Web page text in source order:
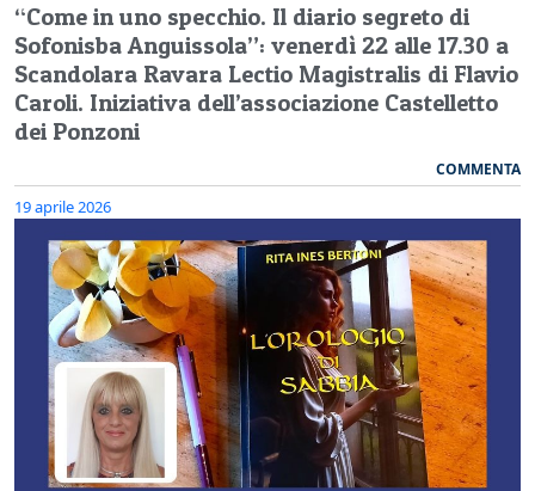
“Come in uno specchio. Il diario segreto di
Sofonisba Anguissola”: venerdì 22 alle 17.30 a
Scandolara Ravara Lectio Magistralis di Flavio
Caroli. Iniziativa dell’associazione Castelletto
dei Ponzoni
COMMENTA
19 aprile 2026